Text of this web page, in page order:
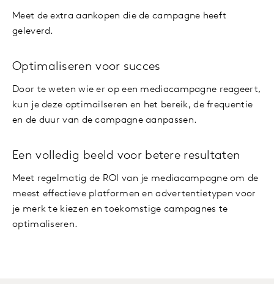
Meet de extra aankopen die de campagne heeft
geleverd.
Optimaliseren voor succes
Door te weten wie er op een mediacampagne reageert,
kun je deze optimailseren en het bereik, de frequentie
en de duur van de campagne aanpassen.
Een volledig beeld voor betere resultaten
Meet regelmatig de ROI van je mediacampagne om de
meest effectieve platformen en advertentietypen voor
je merk te kiezen en toekomstige campagnes te
optimaliseren.